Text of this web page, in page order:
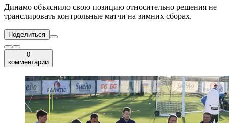
Динамо объяснило свою позицию относительно решения не
транслировать контрольные матчи на зимних сборах.
Поделиться
0
комментарии